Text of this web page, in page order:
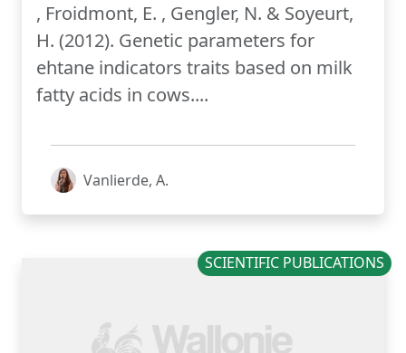
, Froidmont, E. , Gengler, N. & Soyeurt,
H. (2012). Genetic parameters for
ehtane indicators traits based on milk
fatty acids in cows....
Vanlierde, A.
SCIENTIFIC PUBLICATIONS